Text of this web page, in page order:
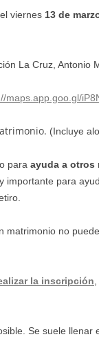
viernes 13 de
La Cruz, Antonio
maps.app.goo.gl/
(Incluye
para ayuda a otros
importante para
matrimonio no
la inscripción
Se suele llenar